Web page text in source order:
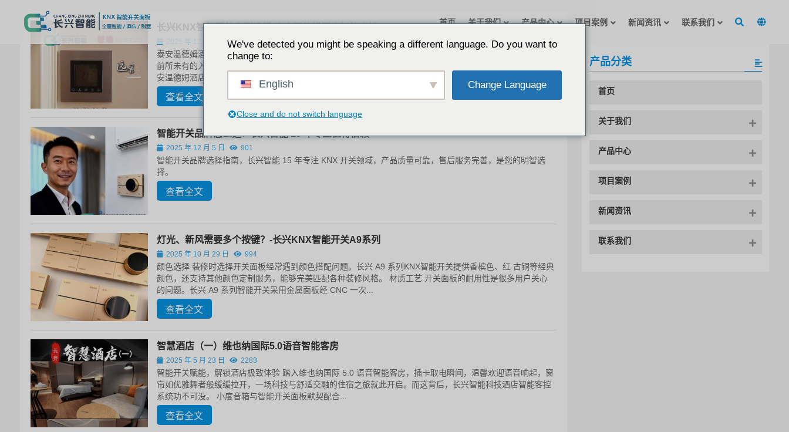
首页 关于我们 产品中心 项目案例 新闻资讯 联系我们
长兴KNX智能开关案例视频-泰安温德姆酒店智能客控
2025 年 12 月 13 日 871
泰安温德姆酒店携手长兴智能，共同打造智慧旅居新标杆！ 本视频展示了长兴 KNX 智能开关如何为宾客带来
前所未有的入住体验： 长兴 KNX 智能开关以其时尚的外观设计、强大的功能性能和稳定的系统表现，成为泰
安温德姆酒店提升服务品质的重要利器。无论是商务出...
查看全文
智能开关品牌怎么选？长兴智能 15 年专业值得信赖
2025 年 12 月 5 日 901
智能开关品牌选择指南，长兴智能 15 年专注 KNX 开关领域，产品质量可靠，售后服务完善，是您的明智选
择。
查看全文
灯光、新风需要多个按键？-长兴KNX智能开关A9系列
2025 年 10 月 29 日 994
颜色选择 装修时选择开关面板经常遇到颜色搭配问题。长兴 A9 系列KNX智能开关提供香槟色、红 古铜等经典
颜色，还支持其他颜色定制服务，能够完美匹配各种装修风格。 材质工艺 开关面板的耐用性是很多用户关心
的问题。长兴 A9 系列智能开关采用金属面板经 CNC 一次...
查看全文
智慧酒店（一）维也纳国际5.0语音智能客房
2025 年 5 月 23 日 2283
智能开关赋能，解锁酒店极致体验 踏入维也纳国际 5.0 语音智能客房，插卡取电瞬间，温馨欢迎语音响起，窗
帘如优雅舞者般缓缓拉开，一场科技与舒适交融的住宿之旅就此开启。而这背后，长兴智能科技酒店智能客控
系统功不可没。​ 小度音箱与智能开关面板默契配合...
查看全文
产品分类
首页
关于我们
产品中心
项目案例
新闻资讯
联系我们
We've detected you might be speaking a different language. Do you want to
change to:
English Change Language
Close and do not switch language